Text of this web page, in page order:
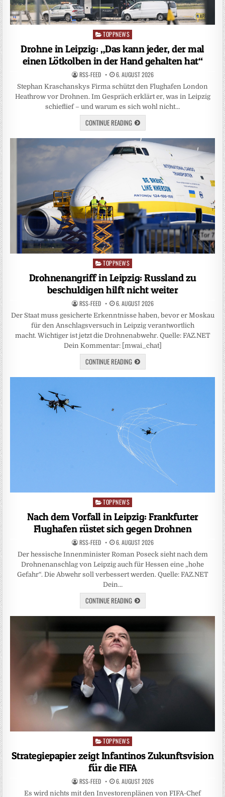
Posted
TOPPNEWS
Drohne in Leipzig: „Das kann jeder, der mal
einen Lötkolben in der Hand gehalten hat“
RSS-FEED 6. AUGUST 2026
Stephan Kraschanskys Firma schützt den Flughafen London
Heathrow vor Drohnen. Im Gespräch erklärt er, was in Leipzig
schieflief – und warum es sich wohl nicht…
CONTINUE READING
Posted
in
TOPPNEWS
Drohnenangriff in Leipzig: Russland zu
beschuldigen hilft nicht weiter
RSS-FEED 6. AUGUST 2026
Der Staat muss gesicherte Erkenntnisse haben, bevor er Moskau
für den Anschlagsversuch in Leipzig verantwortlich
macht. Wichtiger ist jetzt die Drohnenabwehr. Quelle: FAZ.NET
Dein Kommentar: [mwai_chat]
CONTINUE READING
Posted
in
TOPPNEWS
Nach dem Vorfall in Leipzig: Frankfurter
Flughafen rüstet sich gegen Drohnen
RSS-FEED 6. AUGUST 2026
Der hessische Innenminister Roman Poseck sieht nach dem
Drohnenanschlag von Leipzig auch für Hessen eine „hohe
Gefahr“. Die Abwehr soll verbessert werden. Quelle: FAZ.NET
Dein…
CONTINUE READING
Posted
in
TOPPNEWS
Strategiepapier zeigt Infantinos Zukunftsvision
für die FIFA
RSS-FEED 6. AUGUST 2026
Es wird nichts mit den Investorenplänen von FIFA-Chef